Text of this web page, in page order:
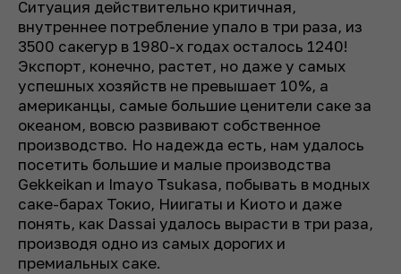
Ситуация действительно критичная,
внутреннее потребление упало в три раза, из
3500 сакегур в 1980-х годах осталось 1240!
Экспорт, конечно, растет, но даже у самых
успешных хозяйств не превышает 10%, а
американцы, самые большие ценители саке за
океаном, вовсю развивают собственное
производство. Но надежда есть, нам удалось
посетить большие и малые производства
Gekkeikan и Imayo Tsukasa, побывать в модных
саке-барах Токио, Ниигаты и Киото и даже
понять, как Dassai удалось вырасти в три раза,
производя одно из самых дорогих и
премиальных саке.